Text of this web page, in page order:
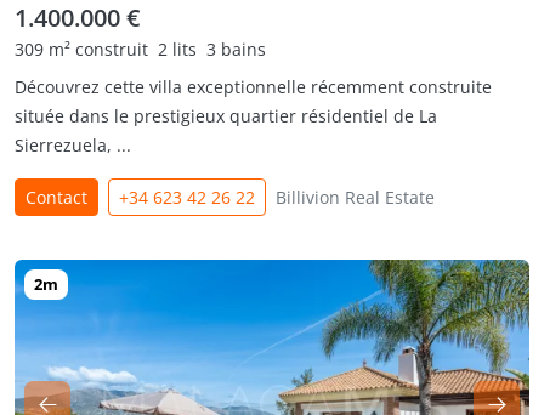
1.400.000 €
309 m² construit 2 lits 3 bains
Découvrez cette villa exceptionnelle récemment construite
située dans le prestigieux quartier résidentiel de La
Sierrezuela, ...
Contact +34 623 42 26 22 Billivion Real Estate